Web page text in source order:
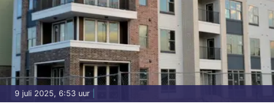
9 juli 2025, 6:53 uur